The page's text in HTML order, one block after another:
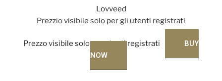
Lovveed
Prezzio visibile solo per gli utenti registrati
Prezzo visibile solo per utenti registrati
BUY
NOW